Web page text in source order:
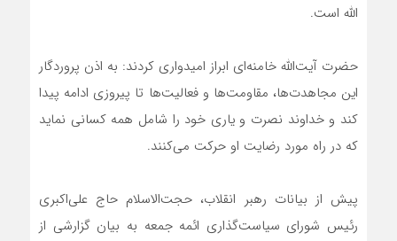
الله است.
حضرت آیت‌الله خامنه‌ای ابراز امیدواری کردند: به اذن پروردگار
این مجاهدت‌ها، مقاومت‌ها و فعالیت‌ها تا پیروزی ادامه پیدا
کند و خداوند نصرت و یاری خود را شامل همه کسانی نماید
که در راه مورد رضایت او حرکت می‌کنند.
پیش از بیانات رهبر انقلاب، حجت‌الاسلام حاج علی‌اکبری
رئیس شورای سیاست‌گذاری ائمه جمعه به بیان گزارشی از